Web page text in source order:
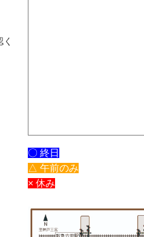
〇 終日
△ 午前のみ
× 休み